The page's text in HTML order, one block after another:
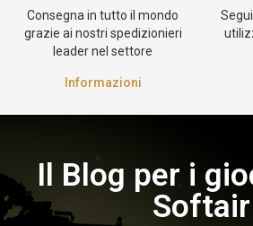
Consegna in tutto il mondo
grazie ai nostri spedizionieri
leader nel settore
Informazioni
Il Blog per i
Softair